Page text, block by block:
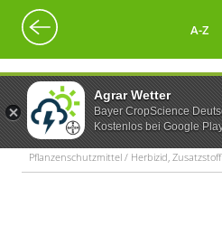
Agrar Wetter
Bayer CropScience
Kostenlos bei Google
A-Z
Pflanzenschutzmittel / Herbizid,